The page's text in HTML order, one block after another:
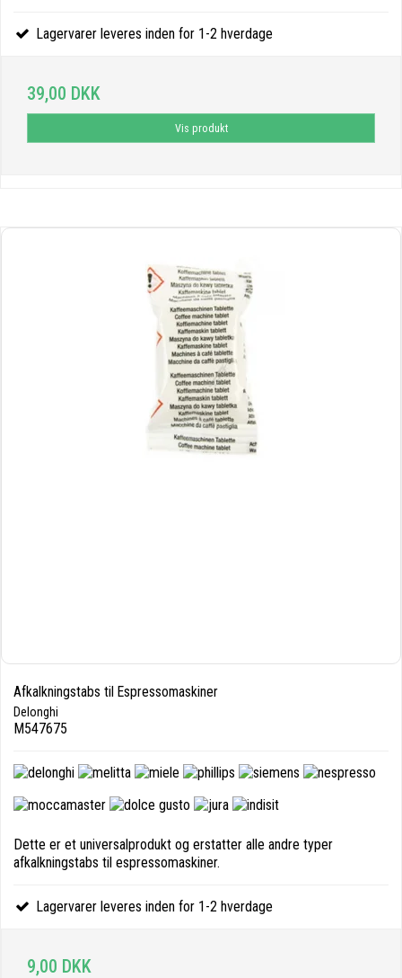
Lagervarer leveres inden for 1-2 hverdage
39,00 DKK
Vis produkt
Afkalkningstabs til Espressomaskiner
Delonghi
M547675
Dette er et universalprodukt og erstatter alle andre typer
afkalkningstabs til espressomaskiner.
Lagervarer leveres inden for 1-2 hverdage
9,00 DKK